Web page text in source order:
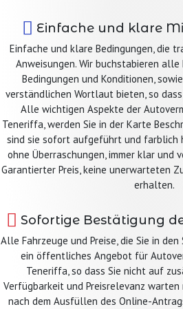
Einfache und klare
Einfache und klare Bedingungen, die
Anweisungen. Wir buchstabieren
Bedingungen und Konditionen,
verständlichen Wortlaut bieten, so
Alle wichtigen Aspekte der
Teneriffa, werden Sie in der Karte
sind sie sofort aufgeführt und farblich
ohne Überraschungen, immer klar und
Garantierter Preis, keine unerwarteten
erhalten.
Sofortige Bestätigung
Alle Fahrzeuge und Preise, die Sie in
ein öffentliches Angebot für
Teneriffa, so dass Sie nicht auf
Verfügbarkeit und Preisrelevanz
nach dem Ausfüllen des Online-